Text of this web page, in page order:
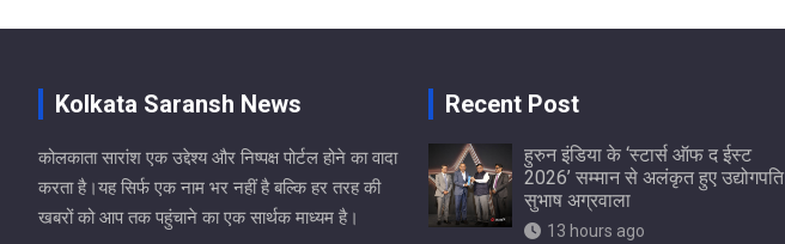
Kolkata Saransh News
कोलकाता सारांश एक उद्देश्य और निष्पक्ष पोर्टल होने का वादा
करता है।यह सिर्फ एक नाम भर नहीं है बल्कि हर तरह की
खबरों को आप तक पहुंचाने का एक सार्थक माध्यम है।
Recent Post
हुरुन इंडिया के ‘स्टार्स ऑफ द ईस्ट
2026’ सम्मान से अलंकृत हुए उद्योगपति
सुभाष अग्रवाला
13 hours ago